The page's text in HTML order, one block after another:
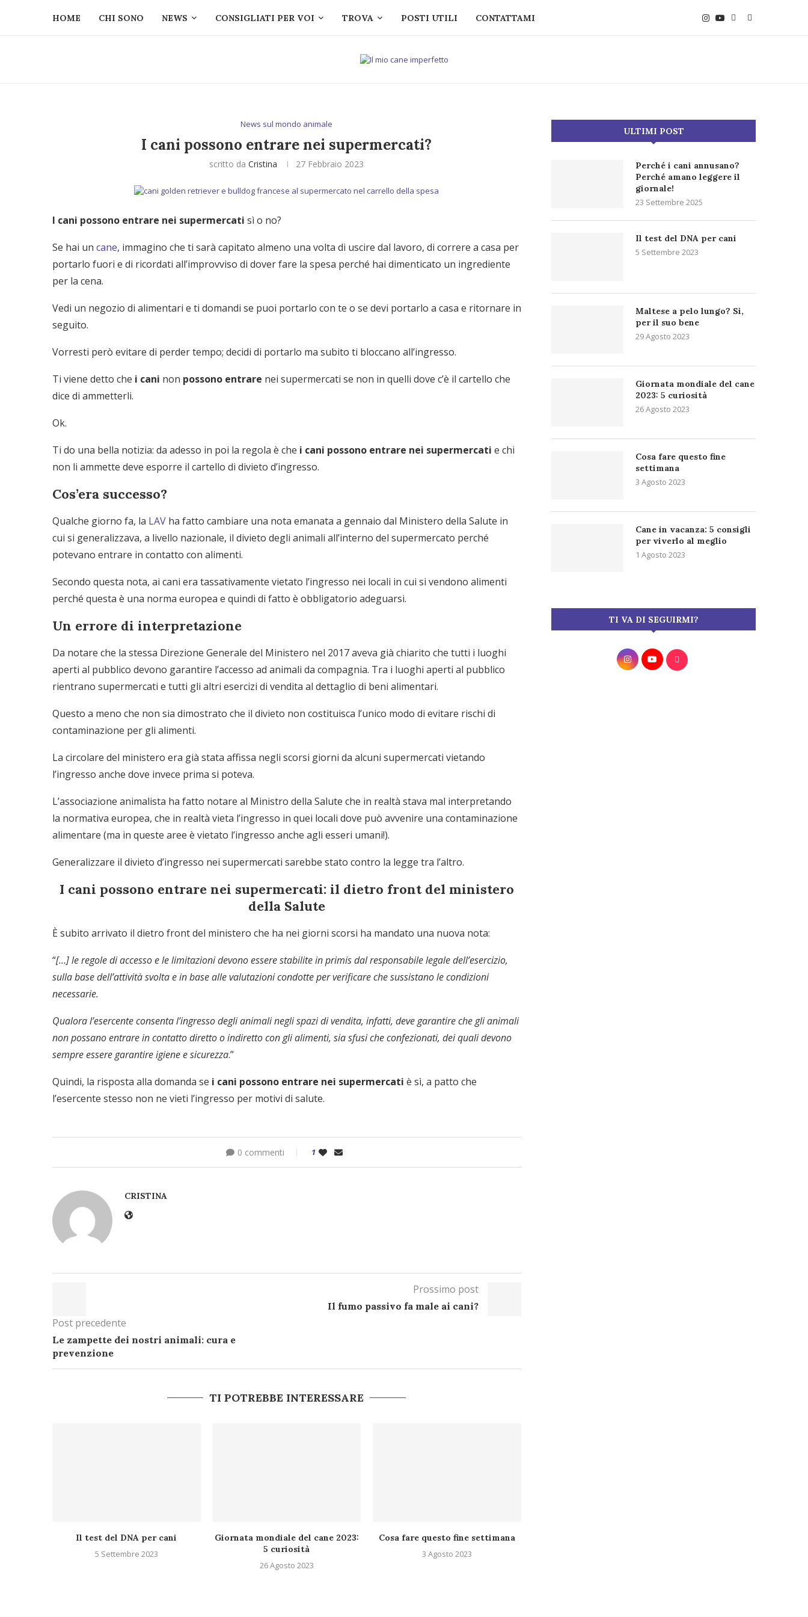
HOME CHI SONO NEWS CONSIGLIATI PER VOI TROVA POSTI UTILI CONTATTAMI
News sul mondo animale
I cani possono entrare nei supermercati?
scritto daCristina 27 Febbraio 2023
I cani possono entrare nei supermercati sì o no?
Se hai un cane, immagino che ti sarà capitato almeno una volta di uscire dal lavoro, di correre a casa per
portarlo fuori e di ricordati all’improvviso di dover fare la spesa perché hai dimenticato un ingrediente
per la cena.
Vedi un negozio di alimentari e ti domandi se puoi portarlo con te o se devi portarlo a casa e ritornare in
seguito.
Vorresti però evitare di perder tempo; decidi di portarlo ma subito ti bloccano all’ingresso.
Ti viene detto che i cani non possono entrare nei supermercati se non in quelli dove c’è il cartello che
dice di ammetterli.
Ok.
Ti do una bella notizia: da adesso in poi la regola è che i cani possono entrare nei supermercati e chi
non li ammette deve esporre il cartello di divieto d’ingresso.
Cos’era successo?
Qualche giorno fa, la LAV ha fatto cambiare una nota emanata a gennaio dal Ministero della Salute in
cui si generalizzava, a livello nazionale, il divieto degli animali all’interno del supermercato perché
potevano entrare in contatto con alimenti.
Secondo questa nota, ai cani era tassativamente vietato l’ingresso nei locali in cui si vendono alimenti
perché questa è una norma europea e quindi di fatto è obbligatorio adeguarsi.
Un errore di interpretazione
Da notare che la stessa Direzione Generale del Ministero nel 2017 aveva già chiarito che tutti i luoghi
aperti al pubblico devono garantire l’accesso ad animali da compagnia. Tra i luoghi aperti al pubblico
rientrano supermercati e tutti gli altri esercizi di vendita al dettaglio di beni alimentari.
Questo a meno che non sia dimostrato che il divieto non costituisca l’unico modo di evitare rischi di
contaminazione per gli alimenti.
La circolare del ministero era già stata affissa negli scorsi giorni da alcuni supermercati vietando
l’ingresso anche dove invece prima si poteva.
L’associazione animalista ha fatto notare al Ministro della Salute che in realtà stava mal interpretando
la normativa europea, che in realtà vieta l’ingresso in quei locali dove può avvenire una contaminazione
alimentare (ma in queste aree è vietato l’ingresso anche agli esseri umani!).
Generalizzare il divieto d’ingresso nei supermercati sarebbe stato contro la legge tra l’altro.
I cani possono entrare nei supermercati: il dietro front del ministero
della Salute
È subito arrivato il dietro front del ministero che ha nei giorni scorsi ha mandato una nuova nota:
“[…] le regole di accesso e le limitazioni devono essere stabilite in primis dal responsabile legale dell’esercizio,
sulla base dell’attività svolta e in base alle valutazioni condotte per verificare che sussistano le condizioni
necessarie.
Qualora l’esercente consenta l’ingresso degli animali negli spazi di vendita, infatti, deve garantire che gli animali
non possano entrare in contatto diretto o indiretto con gli alimenti, sia sfusi che confezionati, dei quali devono
sempre essere garantire igiene e sicurezza.”
Quindi, la risposta alla domanda se i cani possono entrare nei supermercati è sì, a patto che
l’esercente stesso non ne vieti l’ingresso per motivi di salute.
0 commenti 1
CRISTINA
Post precedente
Le zampette dei nostri animali: cura e
prevenzione
Prossimo post
Il fumo passivo fa male ai cani?
TI POTREBBE INTERESSARE
Il test del DNA per cani
5 Settembre 2023
Giornata mondiale del cane 2023:
5 curiosità
26 Agosto 2023
Cosa fare questo fine settimana
3 Agosto 2023
ULTIMI POST
Perché i cani annusano?
Perché amano leggere il
giornale!
23 Settembre 2025
Il test del DNA per cani
5 Settembre 2023
Maltese a pelo lungo? Sì,
per il suo bene
29 Agosto 2023
Giornata mondiale del cane
2023: 5 curiosità
26 Agosto 2023
Cosa fare questo fine
settimana
3 Agosto 2023
Cane in vacanza: 5 consigli
per viverlo al meglio
1 Agosto 2023
TI VA DI SEGUIRMI?